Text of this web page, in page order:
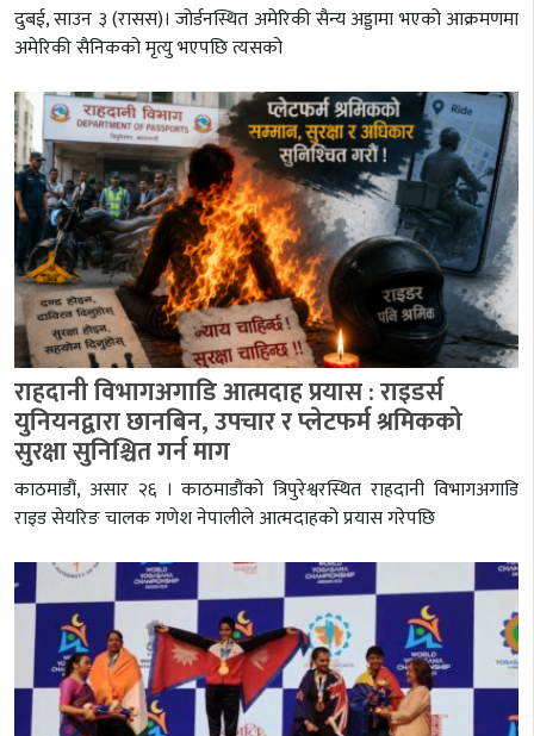
दुबई, साउन ३ (रासस)। जोर्डनस्थित अमेरिकी सैन्य अड्डामा भएको आक्रमणमा
अमेरिकी सैनिकको मृत्यु भएपछि त्यसको
राहदानी विभागअगाडि आत्मदाह प्रयास : राइडर्स
युनियनद्वारा छानबिन, उपचार र प्लेटफर्म श्रमिकको
सुरक्षा सुनिश्चित गर्न माग
काठमाडौं, असार २६ । काठमाडौंको त्रिपुरेश्वरस्थित राहदानी विभागअगाडि
राइड सेयरिङ चालक गणेश नेपालीले आत्मदाहको प्रयास गरेपछि